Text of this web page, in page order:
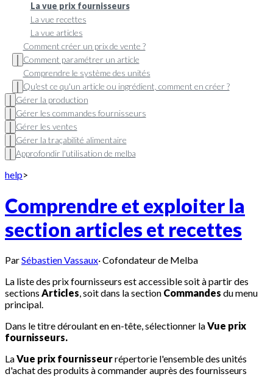
La vue prix fournisseurs
La vue recettes
La vue articles
Comment créer un prix de vente ?
Comment paramétrer un article
Comprendre le système des unités
Qu'est ce qu'un article ou ingrédient, comment en créer ?
Gérer la production
Gérer les commandes fournisseurs
Gérer les ventes
Gérer la traçabilité alimentaire
Approfondir l'utilisation de melba
help>
Comprendre et exploiter la
section articles et recettes
ParSébastien Vassaux·Cofondateur de Melba
La liste des prix fournisseurs est accessible soit à partir des
sections Articles, soit dans la section Commandes du menu
principal.
Dans le titre déroulant en en-tête, sélectionner laVue prix
fournisseurs.
LaVue prix fournisseurrépertorie l'ensemble des unités
d'achat des produits à commander auprès des fournisseurs